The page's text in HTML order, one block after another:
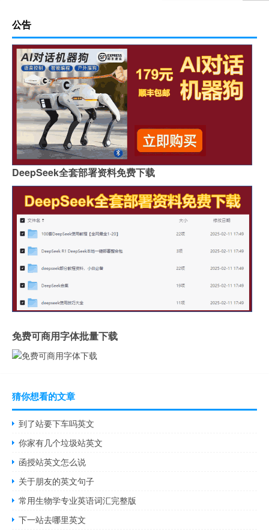
公告
DeepSeek全套部署资料免费下载
免费可商用字体批量下载
猜你想看的文章
到了站要下车吗英文
你家有几个垃圾站英文
函授站英文怎么说
关于朋友的英文句子
常用生物学专业英语词汇完整版
下一站去哪里英文